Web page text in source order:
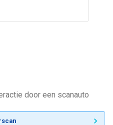
door een scanauto